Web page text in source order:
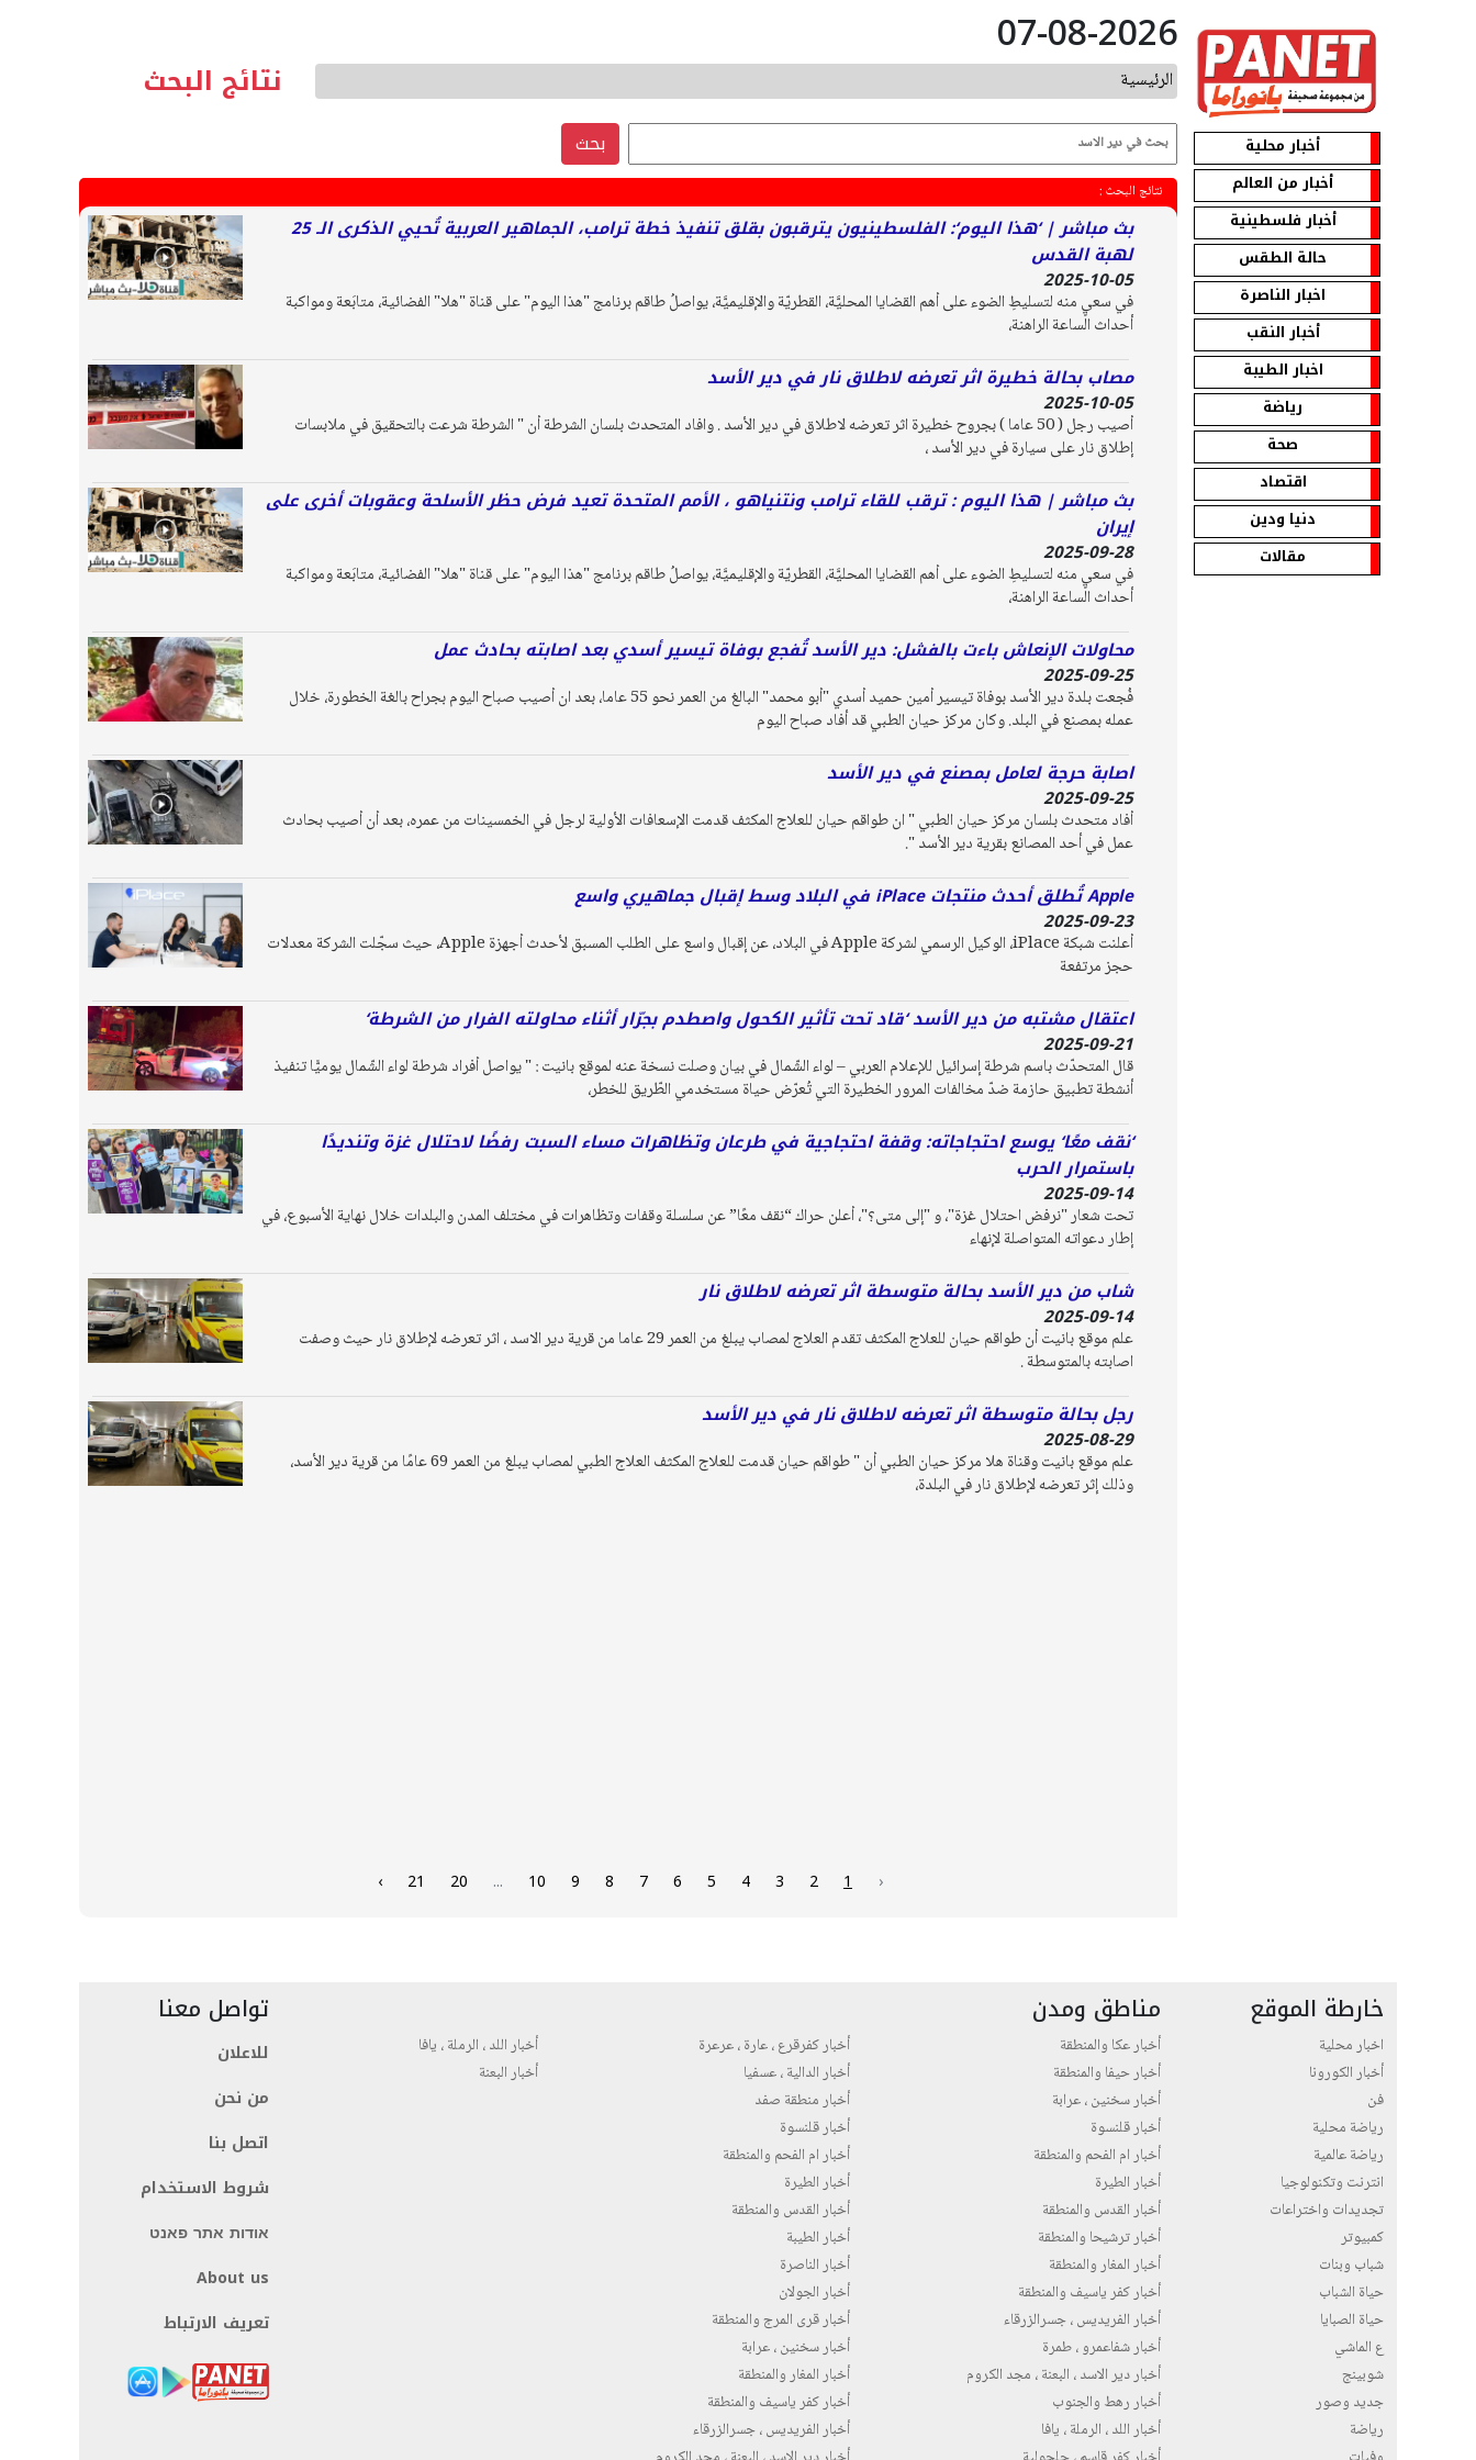
07-08-2026
الرئيسية نتائج البحث
أخبار محلية
أخبار من العالم
أخبار فلسطينية
حالة الطقس
اخبار الناصرة
أخبار النقب
اخبار الطيبة
رياضة
صحة
اقتصاد
دنيا ودين
مقالات
بحث
نتائج البحث :
بث مباشر | ‘هذا اليوم‘: الفلسطينيون يترقبون بقلق تنفيذ خطة ترامب، الجماهير العربية تُحيي الذكرى الـ 25
لهبة القدس
2025-10-05
في سعيٍ منه لتسليطِ الضوء على أهم القضايا المحليَّة، القطريّة والإقليميَّة، يواصلُ طاقم برنامج "هذا اليوم" على قناة "هلا" الفضائية، متابَعة ومواكبة
أحداث الساعة الراهنة،
مصاب بحالة خطيرة اثر تعرضه لاطلاق نار في دير الأسد
2025-10-05
أصيب رجل ( 50 عاما ) بجروح خطيرة اثر تعرضه لاطلاق في دير الأسد . وافاد المتحدث بلسان الشرطة أن " الشرطة شرعت بالتحقيق في ملابسات
إطلاق نار على سيارة في دير الأسد ،
بث مباشر | هذا اليوم : ترقب للقاء ترامب ونتنياهو ، الأمم المتحدة تعيد فرض حظر الأسلحة وعقوبات أخرى على
إيران
2025-09-28
في سعيٍ منه لتسليطِ الضوء على أهم القضايا المحليَّة، القطريّة والإقليميَّة، يواصلُ طاقم برنامج "هذا اليوم" على قناة "هلا" الفضائية، متابَعة ومواكبة
أحداث الساعة الراهنة،
محاولات الإنعاش باءت بالفشل: دير الأسد تُفجع بوفاة تيسير أسدي بعد اصابته بحادث عمل
2025-09-25
فُجعت بلدة دير الأسد بوفاة تيسير أمين حميد أسدي "أبو محمد" البالغ من العمر نحو 55 عاما، بعد ان أصيب صباح اليوم بجراح بالغة الخطورة، خلال
عمله بمصنع في البلد. وكان مركز حيان الطبي قد أفاد صباح اليوم
اصابة حرجة لعامل بمصنع في دير الأسد
2025-09-25
أفاد متحدث بلسان مركز حيان الطبي " ان طواقم حيان للعلاج المكثف قدمت الإسعافات الأولية لرجل في الخمسينات من عمره، بعد أن أصيب بحادث
عمل في أحد المصانع بقرية دير الأسد ".
Apple تُطلق أحدث منتجات iPlace في البلاد وسط إقبال جماهيري واسع
2025-09-23
أعلنت شبكة iPlace، الوكيل الرسمي لشركة Apple في البلاد، عن إقبال واسع على الطلب المسبق لأحدث أجهزة Apple، حيث سجّلت الشركة معدلات
حجز مرتفعة
اعتقال مشتبه من دير الأسد ‘قاد تحت تأثير الكحول واصطدم بجرّار أثناء محاولته الفرار من الشرطة‘
2025-09-21
قال المتحدّث باسم شرطة إسرائيل للإعلام العربي – لواء الشّمال في بيان وصلت نسخة عنه لموقع بانيت : " يواصل أفراد شرطة لواء الشّمال يوميًّا تنفيذ
أنشطة تطبيق حازمة ضدّ مخالفات المرور الخطيرة التي تُعرّض حياة مستخدمي الطّريق للخطر،
‘نقف معًا‘ يوسع احتجاجاته: وقفة احتجاجية في طرعان وتظاهرات مساء السبت رفضًا لاحتلال غزة وتنديدًا
باستمرار الحرب
2025-09-14
تحت شعار "نرفض احتلال غزة"، و "إلى متى؟"، أعلن حراك “نقف معًا” عن سلسلة وقفات وتظاهرات في مختلف المدن والبلدات خلال نهاية الأسبوع، في
إطار دعواته المتواصلة لإنهاء
شاب من دير الأسد بحالة متوسطة اثر تعرضه لاطلاق نار
2025-09-14
علم موقع بانيت أن طواقم حيان للعلاج المكثف تقدم العلاج لمصاب يبلغ من العمر 29 عاما من قرية دير الاسد ، اثر تعرضه لإطلاق نار حيث وصفت
اصابته بالمتوسطة .
رجل بحالة متوسطة اثر تعرضه لاطلاق نار في دير الأسد
2025-08-29
علم موقع بانيت وقناة هلا مركز حيان الطبي أن " طواقم حيان قدمت للعلاج المكثف العلاج الطبي لمصاب يبلغ من العمر 69 عامًا من قرية دير الأسد،
وذلك إثر تعرضه لإطلاق نار في البلدة،
‹
1
2
3
4
5
6
7
8
9
10
...
20
21
›
خارطة الموقع
اخبار محلية
أخبار الكورونا
فن
رياضة محلية
رياضة عالمية
انترنت وتكنولوجيا
تجديدات واختراعات
كمبيوتر
شباب وبنات
حياة الشباب
حياة الصبايا
ع الماشي
شوبينج
جديد وصور
رياضة
مناطق ومدن
أخبار عكا والمنطقة
أخبار حيفا والمنطقة
أخبار سخنين ، عرابة
أخبار قلنسوة
أخبار ام الفحم والمنطقة
أخبار الطيرة
أخبار القدس والمنطقة
أخبار ترشيحا والمنطقة
أخبار المغار والمنطقة
أخبار كفر ياسيف والمنطقة
أخبار الفريديس ، جسرالزرقاء
أخبار شفاعمرو ، طمرة
أخبار دير الاسد ، البعنة ، مجد الكروم
أخبار رهط والجنوب
أخبار اللد ، الرملة ، يافا
أخبار كفرقرع ، عارة ، عرعرة
أخبار الدالية ، عسفيا
أخبار منطقة صفد
أخبار قلنسوة
أخبار ام الفحم والمنطقة
أخبار الطيرة
أخبار القدس والمنطقة
أخبار الطيبة
أخبار الناصرة
أخبار الجولان
أخبار قرى المرج والمنطقة
أخبار سخنين ، عرابة
أخبار المغار والمنطقة
أخبار كفر ياسيف والمنطقة
أخبار الفريديس ، جسرالزرقاء
أخبار اللد ، الرملة ، يافا
أخبار البعنة
تواصل معنا
للاعلان
من نحن
اتصل بنا
شروط الاستخدام
אודות אתר פאנט
About us
تعريف الارتباط